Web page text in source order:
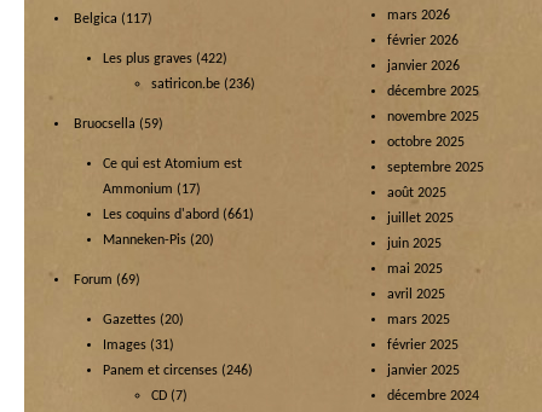
Belgica (117)
Les plus graves (422)
satiricon.be (236)
Bruocsella (59)
Ce qui est Atomium est
Ammonium (17)
Les coquins d'abord (661)
Manneken-Pis (20)
Forum (69)
Gazettes (20)
Images (31)
Panem et circenses (246)
CD (7)
mars 2026
février 2026
janvier 2026
décembre 2025
novembre 2025
octobre 2025
septembre 2025
août 2025
juillet 2025
juin 2025
mai 2025
avril 2025
mars 2025
février 2025
janvier 2025
décembre 2024